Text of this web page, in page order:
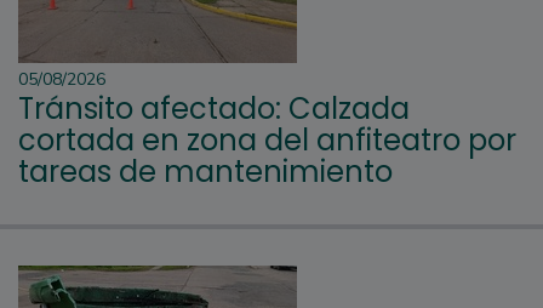
05/08/2026
Tránsito afectado: Calzada
cortada en zona del anfiteatro por
tareas de mantenimiento